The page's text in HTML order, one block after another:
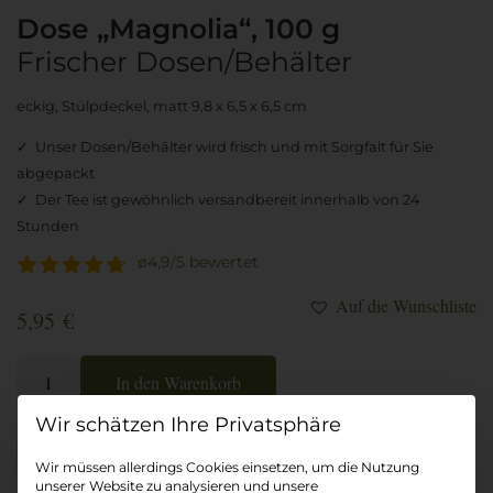
Dose „Magnolia“, 100 g
Frischer Dosen/Behälter
eckig, Stülpdeckel, matt 9,8 x 6,5 x 6,5 cm
Unser Dosen/Behälter wird frisch und mit Sorgfalt für Sie
abgepackt
Der Tee ist gewöhnlich versandbereit innerhalb von 24
Stunden
ø4,9/5 bewertet
Auf die Wunschliste
5,95 €
"Magnolia",
100
Menge
In den Warenkorb
Datenschutz-Präferenz
Wir müssen allerdings Cookies einsetzen, um die Nutzung
unserer Website zu analysieren und unsere